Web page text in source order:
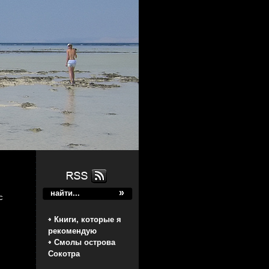
Книги, которые я
рекомендую
Смолы острова
Сокотра